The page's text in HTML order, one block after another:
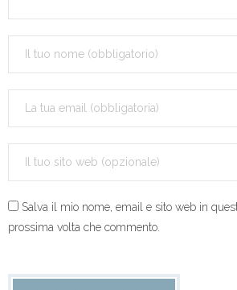
- Volantini
Sostienici!
Salva il mio nome, email e sito web in
prossima volta che commento.